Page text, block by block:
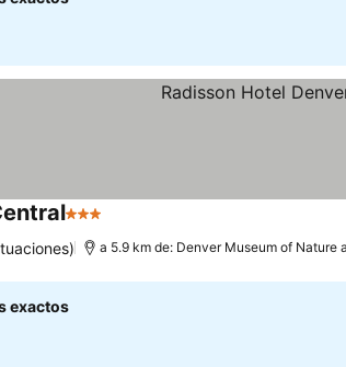
3 Estrellas
a 5.9 km de: Denver Museum of Nature
exactos